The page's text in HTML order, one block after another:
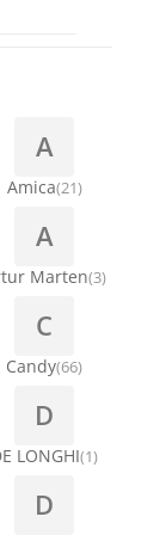
A
Amica(21)
A
Marten(3)
C
Candy(66)
D
LONGHI(1)
D